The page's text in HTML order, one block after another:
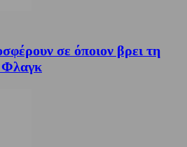
σε όποιον βρει τη
Φλαγκ